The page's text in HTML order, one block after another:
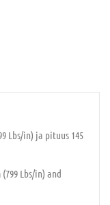
Lbs/in) ja pituus 145
Lbs/in) and